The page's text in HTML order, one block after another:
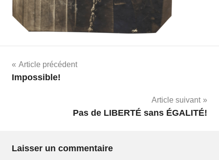
Navigation
de
Article précédent
Impossible!
Article suivant
Pas de LIBERTÉ sans ÉGALITÉ!
Laisser un commentaire